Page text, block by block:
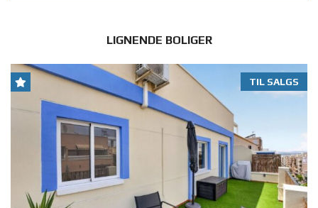
LIGNENDE BOLIGER
TIL SALGS